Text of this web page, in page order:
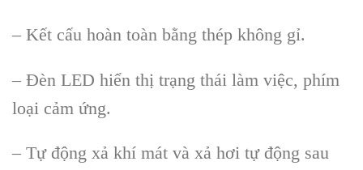
– Kết cấu hoàn toàn bằng thép không gỉ.
– Đèn LED hiển thị trạng thái làm việc, phím
loại cảm ứng.
– Tự động xả khí mát và xả hơi tự động sau